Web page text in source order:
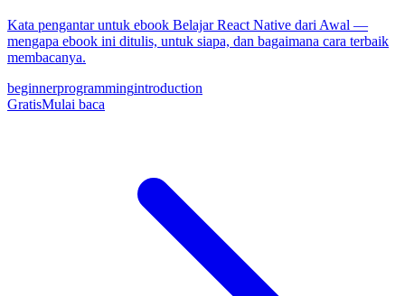
Kata pengantar untuk ebook Belajar React Native dari Awal —
mengapa ebook ini ditulis, untuk siapa, dan bagaimana cara terbaik
membacanya.
beginnerprogrammingintroduction
GratisMulai baca